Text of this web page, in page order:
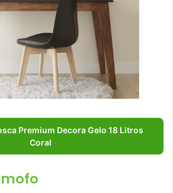
Premium Decora Gelo 18 Litros
Coral